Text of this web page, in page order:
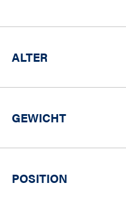
ALTER
GEWICHT
POSITION